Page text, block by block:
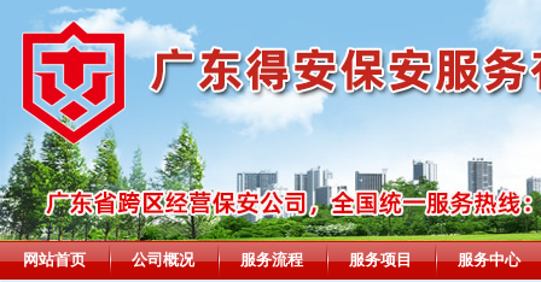
网站首页 公司概况 服务流程 服务项目 服务中心